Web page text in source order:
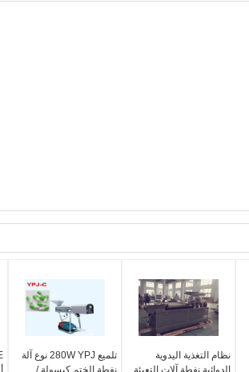
تلميع 280W YPJ نوع آلة
نفطة الختم كبسولة /
نظام التغذية اليدوية
الدوائية نفطة آلات التعبئة